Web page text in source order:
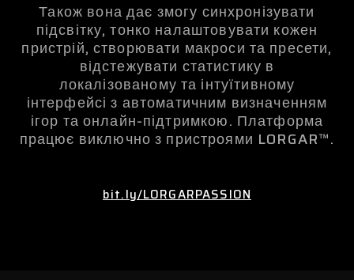
Також вона дає змогу синхронізувати
підсвітку, тонко налаштовувати кожен
пристрій, створювати макроси та пресети,
відстежувати статистику в
локалізованому та інтуїтивному
інтерфейсі з автоматичним визначенням
ігор та онлайн-підтримкою. Платформа
працює виключно з пристроями LORGAR™.
bit.ly/LORGARPASSION